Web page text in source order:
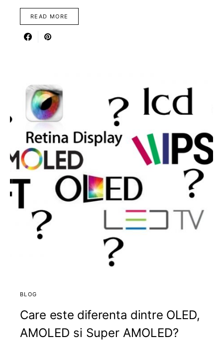
READ MORE
BLOG
Care este diferenta dintre OLED,
AMOLED si Super AMOLED?